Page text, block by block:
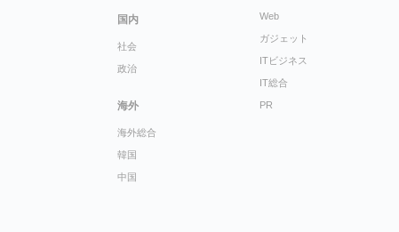
国内
社会
政治
海外
海外総合
韓国
中国
Web
ガジェット
ITビジネス
IT総合
PR